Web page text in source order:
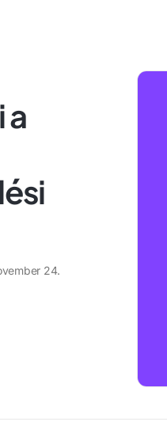
a
24.